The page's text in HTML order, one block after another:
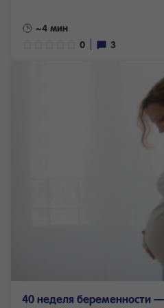
~4 мин
0
3
40 неделя беременности